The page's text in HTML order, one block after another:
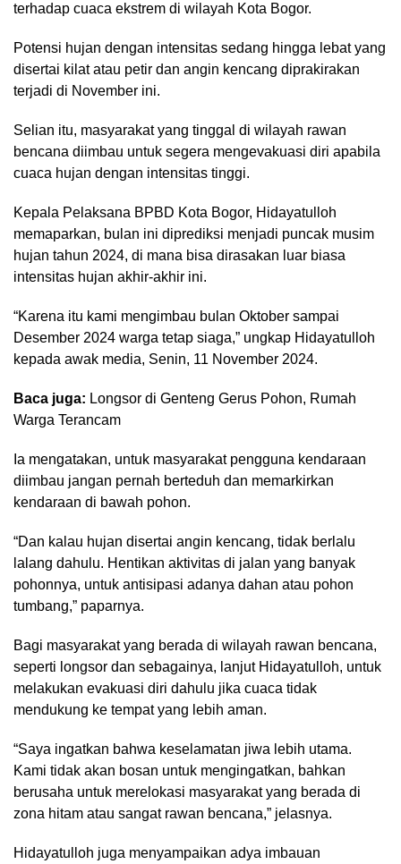
terhadap cuaca ekstrem di wilayah Kota Bogor.
Potensi hujan dengan intensitas sedang hingga lebat yang
disertai kilat atau petir dan angin kencang diprakirakan
terjadi di November ini.
Selian itu, masyarakat yang tinggal di wilayah rawan
bencana diimbau untuk segera mengevakuasi diri apabila
cuaca hujan dengan intensitas tinggi.
Kepala Pelaksana BPBD Kota Bogor, Hidayatulloh
memaparkan, bulan ini diprediksi menjadi puncak musim
hujan tahun 2024, di mana bisa dirasakan luar biasa
intensitas hujan akhir-akhir ini.
“Karena itu kami mengimbau bulan Oktober sampai
Desember 2024 warga tetap siaga,” ungkap Hidayatulloh
kepada awak media, Senin, 11 November 2024.
Baca juga: Longsor di Genteng Gerus Pohon, Rumah
Warga Terancam
Ia mengatakan, untuk masyarakat pengguna kendaraan
diimbau jangan pernah berteduh dan memarkirkan
kendaraan di bawah pohon.
“Dan kalau hujan disertai angin kencang, tidak berlalu
lalang dahulu. Hentikan aktivitas di jalan yang banyak
pohonnya, untuk antisipasi adanya dahan atau pohon
tumbang,” paparnya.
Bagi masyarakat yang berada di wilayah rawan bencana,
seperti longsor dan sebagainya, lanjut Hidayatulloh, untuk
melakukan evakuasi diri dahulu jika cuaca tidak
mendukung ke tempat yang lebih aman.
“Saya ingatkan bahwa keselamatan jiwa lebih utama.
Kami tidak akan bosan untuk mengingatkan, bahkan
berusaha untuk merelokasi masyarakat yang berada di
zona hitam atau sangat rawan bencana,” jelasnya.
Hidayatulloh juga menyampaikan adya imbauan